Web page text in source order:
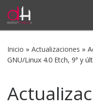
Saltar al contenido
Inicio » Actualizaciones »
GNU/Linux 4.0 Etch, 9ª y